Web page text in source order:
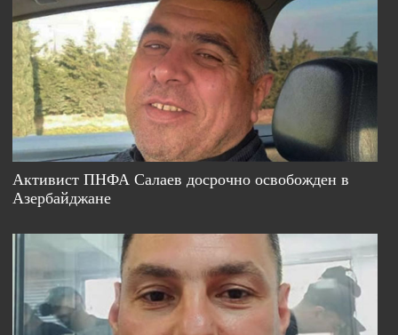
Активист ПНФА Салаев досрочно освобожден в
Азербайджане